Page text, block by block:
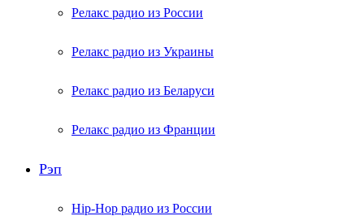
Релакс радио из России
Релакс радио из Украины
Релакс радио из Беларуси
Релакс радио из Франции
Рэп
Hip-Hop радио из России